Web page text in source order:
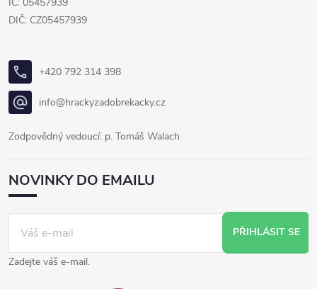
DIČ: CZ05457939
+420 792 314 398
info@hrackyzadobrekacky.cz
Zodpovědný vedoucí: p. Tomáš Walach
NOVINKY DO EMAILU
PŘIHLÁSIT SE
Zadejte váš e-mail.